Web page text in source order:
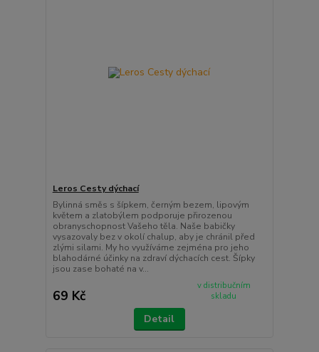
Leros Cesty dýchací
Bylinná směs s šípkem, černým bezem, lipovým
květem a zlatobýlem podporuje přirozenou
obranyschopnost Vašeho těla. Naše babičky
vysazovaly bez v okolí chalup, aby je chránil před
zlými silami. My ho využíváme zejména pro jeho
blahodárné účinky na zdraví dýchacích cest. Šípky
jsou zase bohaté na v...
69 Kč
v distribučním
skladu
Detail